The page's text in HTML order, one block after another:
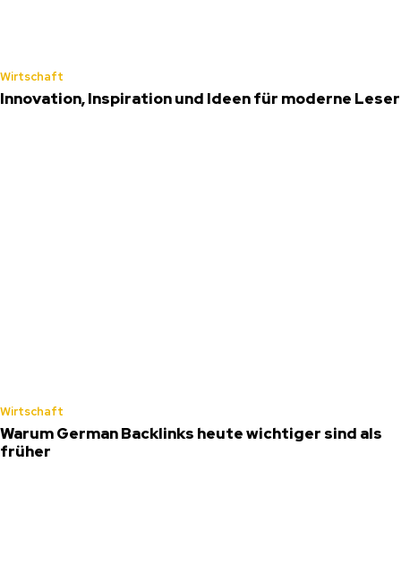
Wirtschaft
Innovation, Inspiration und Ideen für moderne Leser
Wirtschaft
Warum German Backlinks heute wichtiger sind als
früher